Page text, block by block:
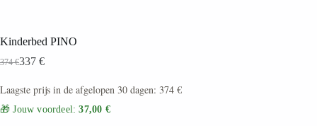
Kinderbed PINO
374€337 €
Laagste prijs in de afgelopen 30 dagen: 374 €
🎁 Jouw voordeel:37,00 €